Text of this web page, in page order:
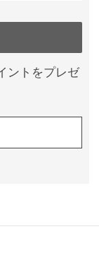
ントをプレゼ